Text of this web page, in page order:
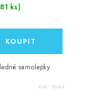
ks)
samolepky.
Kód: 76644